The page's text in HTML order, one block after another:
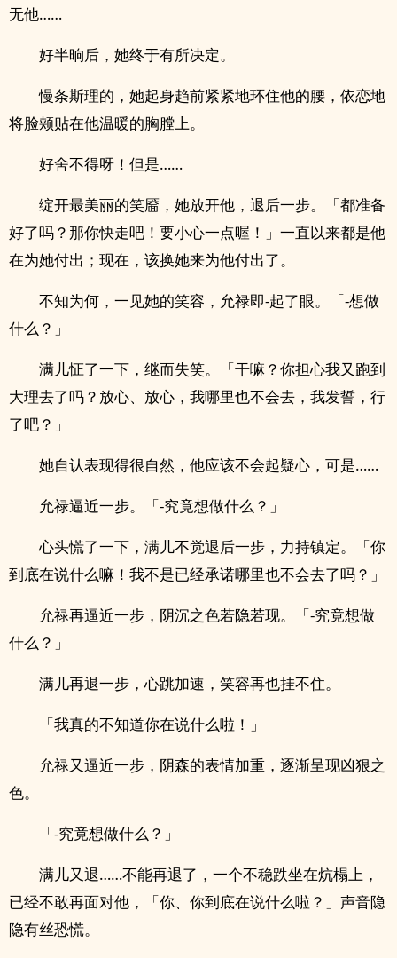
无他……
好半晌后，她终于有所决定。
慢条斯理的，她起身趋前紧紧地环住他的腰，依恋地
将脸颊贴在他温暖的胸膛上。
好舍不得呀！但是……
绽开最美丽的笑靥，她放开他，退后一步。「都准备
好了吗？那你快走吧！要小心一点喔！」一直以来都是他
在为她付出；现在，该换她来为他付出了。
不知为何，一见她的笑容，允禄即-起了眼。「-想做
什么？」
满儿怔了一下，继而失笑。「干嘛？你担心我又跑到
大理去了吗？放心、放心，我哪里也不会去，我发誓，行
了吧？」
她自认表现得很自然，他应该不会起疑心，可是……
允禄逼近一步。「-究竟想做什么？」
心头慌了一下，满儿不觉退后一步，力持镇定。「你
到底在说什么嘛！我不是已经承诺哪里也不会去了吗？」
允禄再逼近一步，阴沉之色若隐若现。「-究竟想做
什么？」
满儿再退一步，心跳加速，笑容再也挂不住。
「我真的不知道你在说什么啦！」
允禄又逼近一步，阴森的表情加重，逐渐呈现凶狠之
色。
「-究竟想做什么？」
满儿又退……不能再退了，一个不稳跌坐在炕榻上，
已经不敢再面对他，「你、你到底在说什么啦？」声音隐
隐有丝恐慌。